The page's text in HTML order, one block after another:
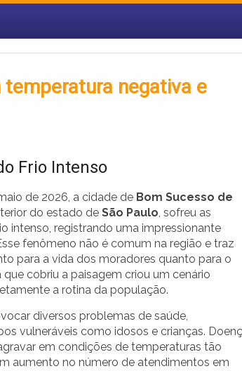
negativa e
Frio Intenso
de 2026, a cidade de Bom Sucesso de
do estado de São Paulo, sofreu as
intenso, registrando uma impressionante
fenômeno não é comum na região e traz
para a vida dos moradores quanto para o
cobriu a paisagem criou um cenário
a rotina da população.
diversos problemas de saúde,
vulneráveis como idosos e crianças.
em condições de temperaturas tão
aumento no número de atendimentos em